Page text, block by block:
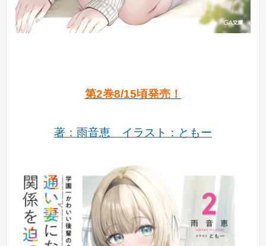
第2巻8/15頃発売！
著：雨音恵 イラスト： ともー